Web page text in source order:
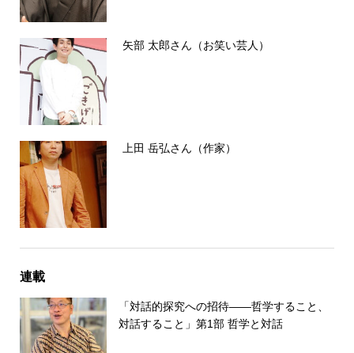
矢部 太郎さん（お笑い芸人）
上田 岳弘さん（作家）
連載
「対話的探究への招待――哲学すること、
対話すること」第1部 哲学と対話